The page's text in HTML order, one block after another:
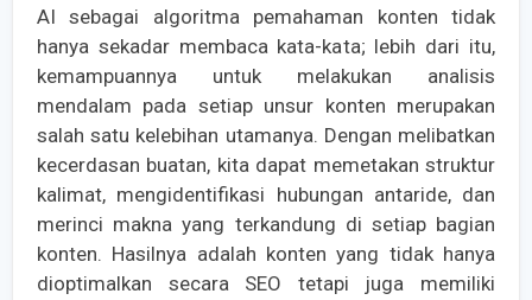
AI sebagai algoritma pemahaman konten tidak
hanya sekadar membaca kata-kata; lebih dari itu,
kemampuannya untuk melakukan analisis
mendalam pada setiap unsur konten merupakan
salah satu kelebihan utamanya. Dengan melibatkan
kecerdasan buatan, kita dapat memetakan struktur
kalimat, mengidentifikasi hubungan antaride, dan
merinci makna yang terkandung di setiap bagian
konten. Hasilnya adalah konten yang tidak hanya
dioptimalkan secara SEO tetapi juga memiliki